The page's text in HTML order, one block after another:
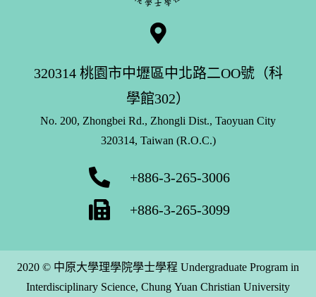
320314 桃園市中壢區中北路二OO號（科
學館302）
No. 200, Zhongbei Rd., Zhongli Dist., Taoyuan City
320314, Taiwan (R.O.C.)
+886-3-265-3006
+886-3-265-3099
2020 © 中原大學理學院學士學程 Undergraduate Program in
Interdisciplinary Science, Chung Yuan Christian University